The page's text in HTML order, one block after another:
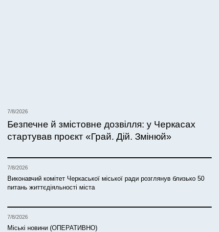
7/8/2026
Безпечне й змістовне дозвілля: у Черкасах
стартував проєкт «Грай. Дій. Змінюй»
7/8/2026
Виконавчий комітет Черкаської міської ради розглянув близько 50
питань життєдіяльності міста
7/8/2026
Міські новини (ОПЕРАТИВНО)